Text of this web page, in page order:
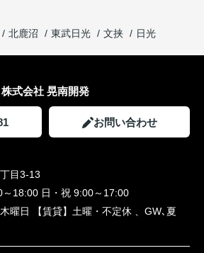
北鹿沼 東武日光 文挟 日光
株式会社 晃南開発
お問い合わせ
目3-13
～18:00 日・祝 9:00～17:00
木曜日 【賃貸】土曜・不定休 、GW､夏